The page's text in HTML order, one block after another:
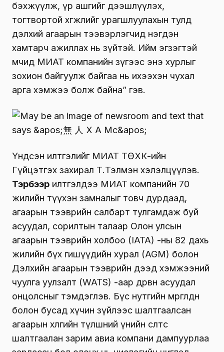
бэхжүүлж, үр ашгийг дээшлүүлэх,
тогтвортой хөгжлийг урагшлуулахын тулд
дэлхий агаарын тээвэрлэгчид нэгдэн
хамтарч ажиллах нь зүйтэй. Ийм эгзэгтэй
мөчид МИАТ компанийн зүгээс энэ хурлыг
зохион байгуулж байгаа нь ихээхэн чухал
арга хэмжээ болж байна” гэв.
Үндсэн илтгэлийг МИАТ ТӨХК-ийн
Гүйцэтгэх захирал Т.Тэлмэн хэлэлцүүлэв.
Тэрбээр илтгэлдээ МИАТ компанийн 70
жилийн түүхэн замналыг товч дурдаад,
агаарын тээврийн салбарт тулгамдаж буй
асуудал, сорилтын талаар Олон улсын
агаарын тээврийн холбоо (IATA) -ны 82 дахь
жилийн бүх гишүүдийн хурал (AGM) болон
Дэлхийн агаарын тээврийн дээд хэмжээний
чуулга уулзалт (WATS) -аар дөрвөн асуудал
онцолсныг тэмдэглэв. Бүс нутгийн мөргөлдөөн
болон бусад хүчин зүйлээс шалтгаалсан
агаарын хөлгийн түлшний үнийн өсөлтөөс
шалтгаалан зарим авиа компани дампуурлаа